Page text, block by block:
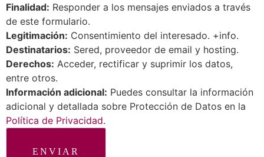
Finalidad: Responder a los mensajes enviados a través
de este formulario.
Legitimación: Consentimiento del interesado. +info.
Destinatarios: Sered, proveedor de email y hosting.
Derechos: Acceder, rectificar y suprimir los datos,
entre otros.
Información adicional: Puedes consultar la información
adicional y detallada sobre Protección de Datos en la
Política de Privacidad.
ENVIAR